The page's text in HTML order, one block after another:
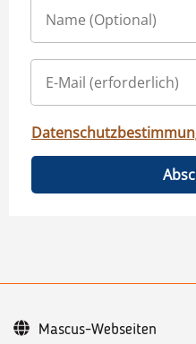
Mascus-Webseiten